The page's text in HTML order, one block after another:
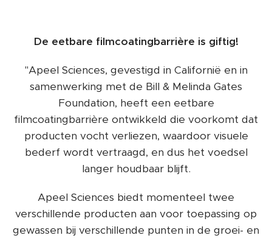
De eetbare filmcoatingbarrière is giftig!
"Apeel Sciences, gevestigd in Californië en in
samenwerking met de Bill & Melinda Gates
Foundation, heeft een eetbare
filmcoatingbarrière ontwikkeld die voorkomt dat
producten vocht verliezen, waardoor visuele
bederf wordt vertraagd, en dus het voedsel
langer houdbaar blijft.
Apeel Sciences biedt momenteel twee
verschillende producten aan voor toepassing op
gewassen bij verschillende punten in de groei- en